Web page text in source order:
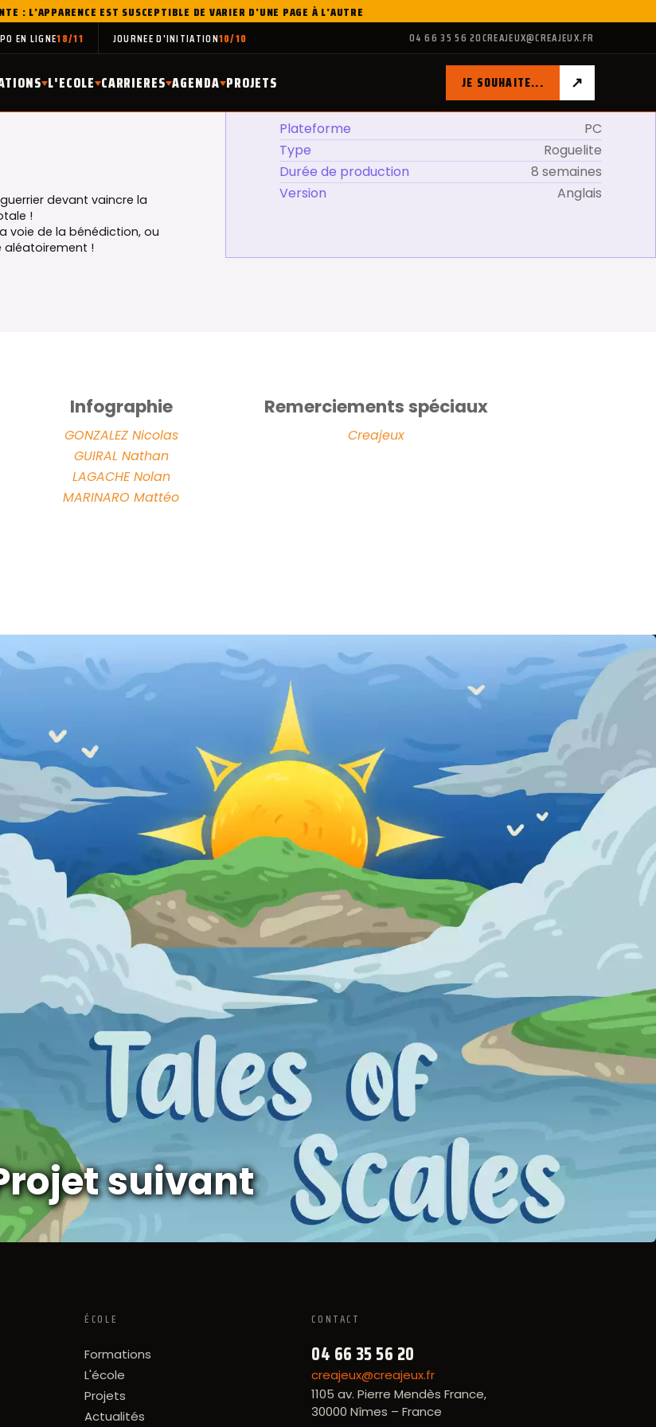
: L'APPARENCE EST SUSCEPTIBLE DE VARIER D'UNE PAGE À L'AUTRE
EN LIGNE18/11 JOURNEE D'INITIATION10/10 04 66 35 56 20CREAJEUX@CREAJEUX.FR
L'ECOLE CARRIERES AGENDA PROJETS JE SOUHAITE... ↗
devant vaincre la
!
voie de la bénédiction, ou
aléatoirement !
Plateforme
PC
Type
Roguelite
Durée de production
8 semaines
Version
Anglais
Infographie
GONZALEZ Nicolas
GUIRAL Nathan
LAGACHE Nolan
MARINARO Mattéo
Remerciements spéciaux
Creajeux
suivant
ÉCOLE
Formations
L'école
Projets
Actualités
CONTACT
04 66 35 56 20
creajeux@creajeux.fr
1105 av. Pierre Mendès France,
30000 Nîmes – France